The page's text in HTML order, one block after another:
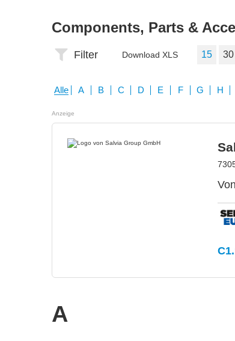
Components, Parts &
Filter Download XLS 15 30
Alle A B C D E F G H
Anzeige
A